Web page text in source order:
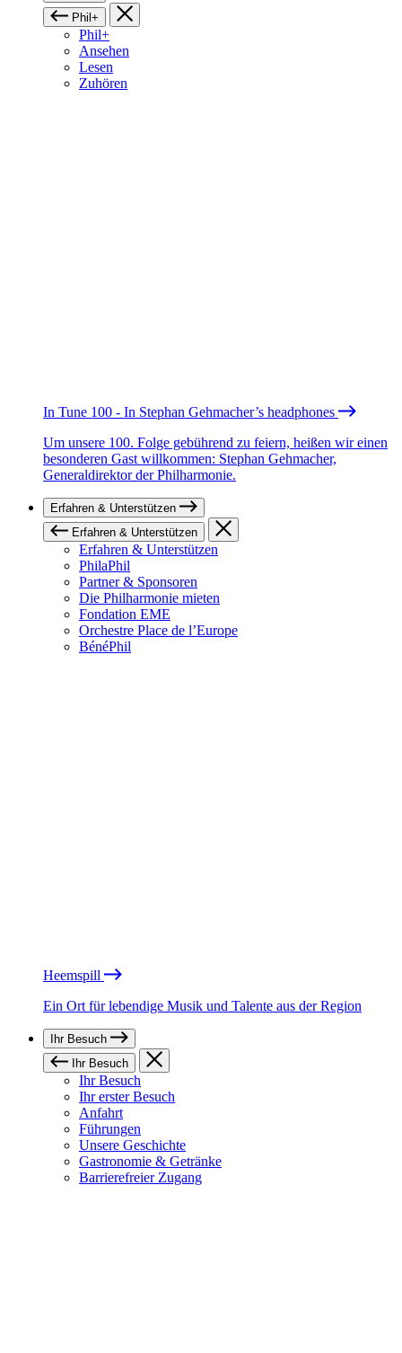
Phil+
Phil+
Ansehen
Lesen
Zuhören
In Tune 100 - In Stephan Gehmacher’s headphones
Um unsere 100. Folge gebührend zu feiern, heißen wir einen
besonderen Gast willkommen: Stephan Gehmacher,
Generaldirektor der Philharmonie.
Erfahren & Unterstützen
Erfahren & Unterstützen
Erfahren & Unterstützen
PhilaPhil
Partner & Sponsoren
Die Philharmonie mieten
Fondation EME
Orchestre Place de l’Europe
BénéPhil
Heemspill
Ein Ort für lebendige Musik und Talente aus der Region
Ihr Besuch
Ihr Besuch
Ihr Besuch
Ihr erster Besuch
Anfahrt
Führungen
Unsere Geschichte
Gastronomie & Getränke
Barrierefreier Zugang